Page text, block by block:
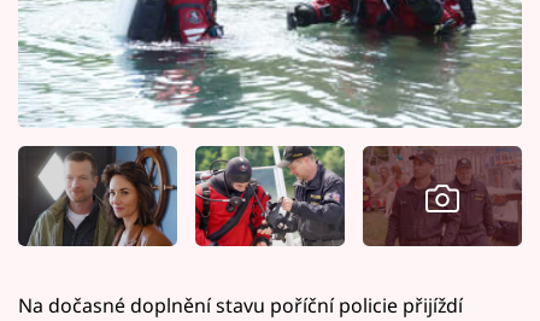
Na dočasné doplnění stavu poříční policie přijíždí